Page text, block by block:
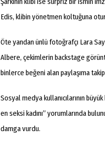
Edis, klibin yönetmen koltuğuna
Öte yandan ünlü fotoğrafçı Lara
Albere, çekimlerin backstage
binlerce beğeni alan paylaşıma
Sosyal medya kullanıcılarının
en seksi kadını” yorumlarında
damga vurdu.